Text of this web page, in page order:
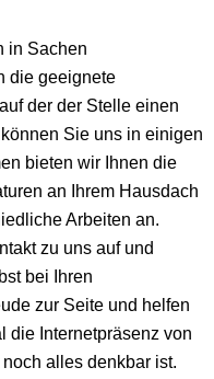
in Sachen
die geeignete
der der Stelle einen
Sie uns in einigen
bieten wir Ihnen die
an Ihrem Hausdach
Arbeiten an.
zu uns auf und
bei Ihren
zur Seite und helfen
die Internetpräsenz von
alles denkbar ist.